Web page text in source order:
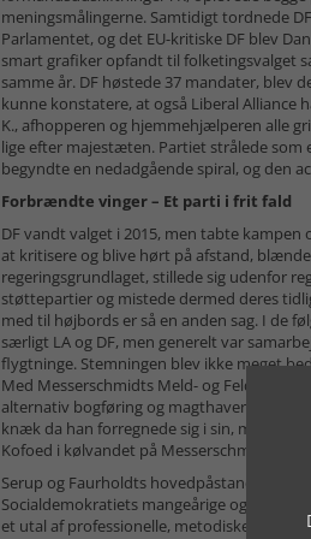
meningsmålingerne. Samtidigt tordnede
Parlamentet, og det EU-kritiske DF blev
smart grafiker opfandt til folketingsvalget
samme år. DF høstede 37 mandater,
kunne konstatere, at også Liberal Alliance
K., afhopperen og hjemmehjælperen alle
lige efter majestæten. Partiet strålede som
begyndte en nedadgående spiral, og den
Forbrændte vinger – Et parti i frit fald
DF vandt valget i 2015, men tabte
at kritisere og blive hørt på afstand,
regeringsgrundlaget, stillede sig udenfor
støttepartier og mistede dermed deres
med til højbords er så en anden sag. I de
særligt LA og DF, men generelt var
flygtninge. Stemningen blev ikke meget
Med Messerschmidts Meld- og Feld-sag
alternativ bogføring og magthavernes
knæk da han forregnede sig i sin, mente
Kofoed i kølvandet på Messerschmidts EU-
Serup og Faurholdts hovedpåstand er
Socialdemokratiets mangeårige og
et utal af professionelle, metodiske